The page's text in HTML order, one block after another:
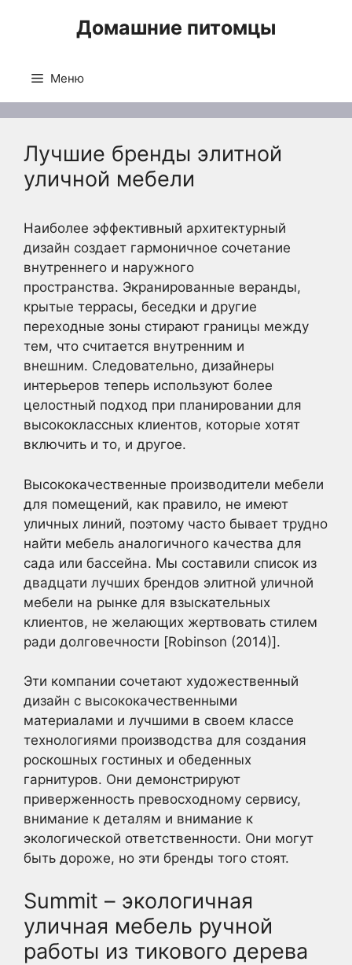
Домашние питомцы
Меню
Лучшие бренды элитной
уличной мебели
Наиболее эффективный архитектурный
дизайн создает гармоничное сочетание
внутреннего и наружного
пространства. Экранированные веранды,
крытые террасы, беседки и другие
переходные зоны стирают границы между
тем, что считается внутренним и
внешним. Следовательно, дизайнеры
интерьеров теперь используют более
целостный подход при планировании для
высококлассных клиентов, которые хотят
включить и то, и другое.
Высококачественные производители мебели
для помещений, как правило, не имеют
уличных линий, поэтому часто бывает трудно
найти мебель аналогичного качества для
сада или бассейна. Мы составили список из
двадцати лучших брендов элитной уличной
мебели на рынке для взыскательных
клиентов, не желающих жертвовать стилем
ради долговечности [Robinson (2014)].
Эти компании сочетают художественный
дизайн с высококачественными
материалами и лучшими в своем классе
технологиями производства для создания
роскошных гостиных и обеденных
гарнитуров. Они демонстрируют
приверженность превосходному сервису,
внимание к деталям и внимание к
экологической ответственности. Они могут
быть дороже, но эти бренды того стоят.
Summit – экологичная
уличная мебель ручной
работы из тикового дерева